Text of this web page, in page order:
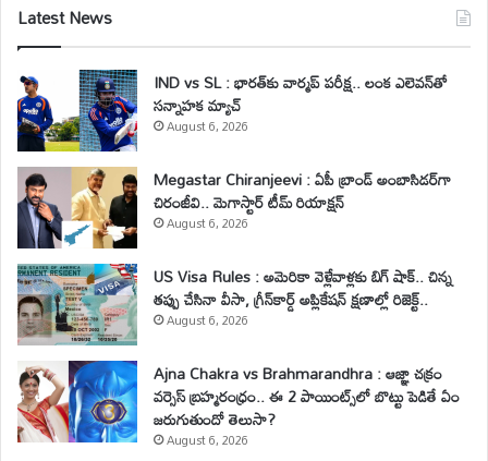
Latest News
IND vs SL : భారత్‌కు వార్మప్ పరీక్ష.. లంక ఎలెవన్‌తో
సన్నాహక మ్యాచ్
August 6, 2026
Megastar Chiranjeevi : ఏపీ బ్రాండ్ అంబాసిడర్‌గా
చిరంజీవి.. మెగాస్టార్ టీమ్ రియాక్షన్
August 6, 2026
US Visa Rules : అమెరికా వెళ్లేవాళ్లకు బిగ్ షాక్.. చిన్న
తప్పు చేసినా వీసా, గ్రీన్‌కార్డ్ అప్లికేషన్ క్షణాల్లో రిజెక్ట్..
August 6, 2026
Ajna Chakra vs Brahmarandhra : ఆజ్ఞా చక్రం
వర్సెస్ బ్రహ్మరంధ్రం.. ఈ 2 పాయింట్స్‌లో బొట్టు పెడితే ఏం
జరుగుతుందో తెలుసా?
August 6, 2026